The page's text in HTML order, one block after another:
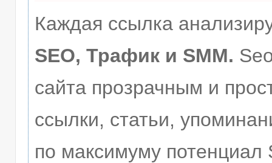
Каждая ссылка
SEO, Трафик и SMM.
сайта прозрачным и
ссылки, статьи,
по максимуму